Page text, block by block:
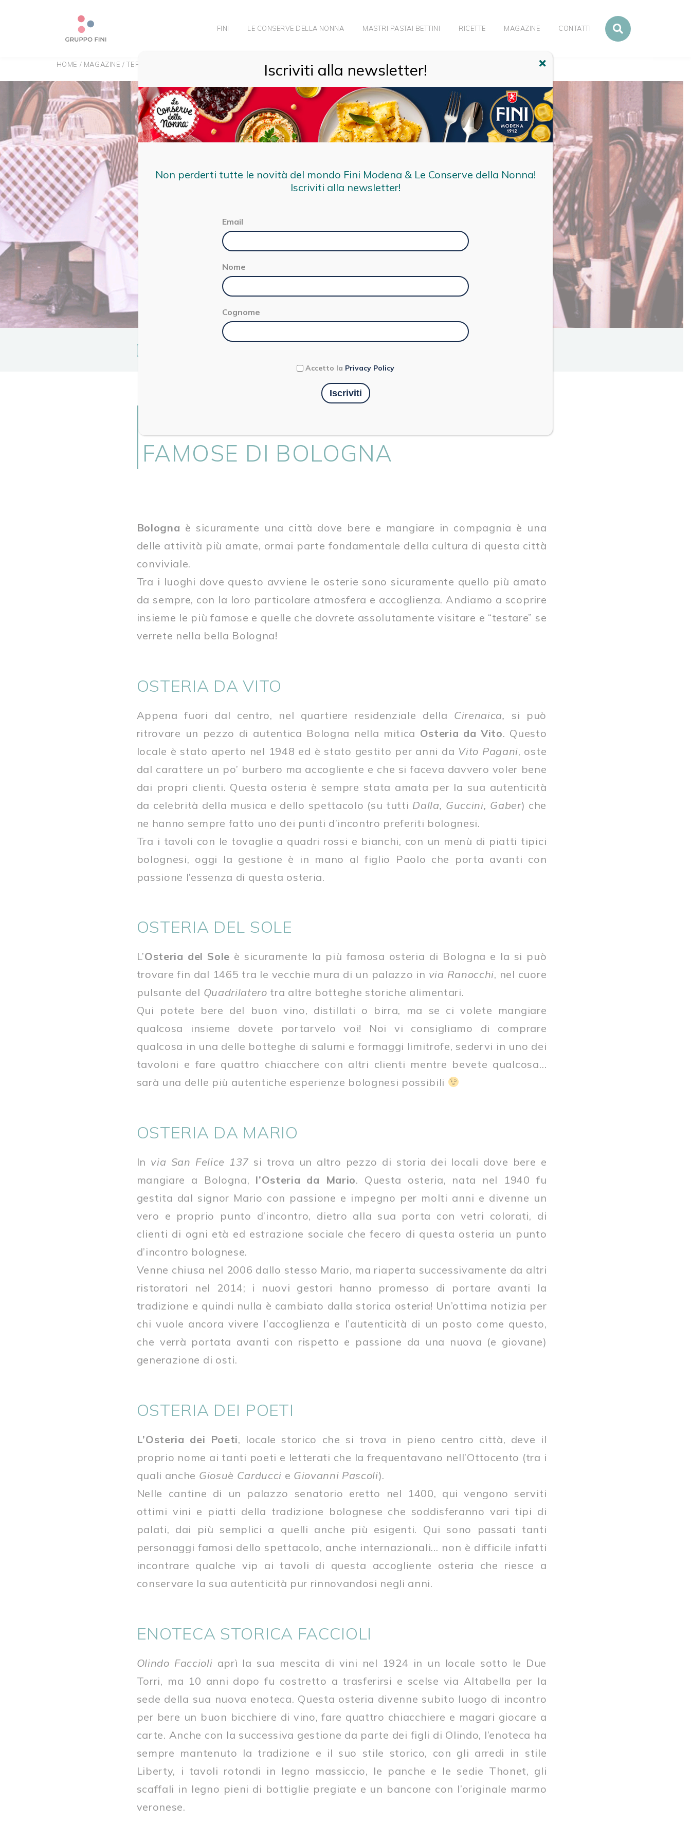
FINI LE CONSERVE DELLA NONNA MASTRI PASTAI BETTINI RICETTE MAGAZINE CONTATTI
HOME / MAGAZINE /TERRITORIO LE 5 OSTERIE STORICHE PIU’ FAMOSE DI BOLOGNA
FAMOSE DI BOLOGNA
Bologna è sicuramente una città dove bere e mangiare in compagnia è una
delle attività più amate, ormai parte fondamentale della cultura di questa città
conviviale.
Tra i luoghi dove questo avviene le osterie sono sicuramente quello più amato
da sempre, con la loro particolare atmosfera e accoglienza. Andiamo a scoprire
insieme le più famose e quelle che dovrete assolutamente visitare e “testare” se
verrete nella bella Bologna!
OSTERIA DA VITO
Appena fuori dal centro, nel quartiere residenziale della Cirenaica,
si può
ritrovare un pezzo di autentica Bologna nella mitica Osteria da Vito. Questo
locale è stato aperto nel 1948 ed è stato gestito per anni da Vito Pagani, oste
dal carattere un po’ burbero ma accogliente e che si faceva davvero voler bene
dai propri clienti. Questa osteria è sempre stata amata per la sua autenticità
da celebrità della musica e dello spettacolo (su tutti Dalla, Guccini, Gaber) che
ne hanno sempre fatto uno dei punti d’incontro preferiti bolognesi.
Tra i tavoli con le tovaglie a quadri rossi e bianchi, con un menù di piatti tipici
bolognesi, oggi la gestione è in mano al figlio Paolo che porta avanti con
passione l’essenza di questa osteria.
OSTERIA DEL SOLE
L’Osteria del Sole è sicuramente la più famosa osteria di Bologna e la si può
trovare fin dal 1465 tra le vecchie mura di un palazzo in via Ranocchi, nel cuore
pulsante del Quadrilatero tra altre botteghe storiche alimentari.
Qui potete bere del buon vino, distillati o birra, ma se ci volete mangiare
qualcosa insieme dovete portarvelo voi! Noi vi consigliamo di comprare
qualcosa in una delle botteghe di salumi e formaggi limitrofe, sedervi in uno dei
tavoloni e fare quattro chiacchere con altri clienti mentre bevete qualcosa…
sarà una delle più autentiche esperienze bolognesi possibili
OSTERIA DA MARIO
In via San Felice 137 si trova un altro pezzo di storia dei locali dove bere e
mangiare a Bologna, l’Osteria da Mario. Questa osteria, nata nel 1940 fu
gestita dal signor Mario con passione e impegno per molti anni e divenne un
vero e proprio punto d’incontro, dietro alla sua porta con vetri colorati, di
clienti di ogni età ed estrazione sociale che fecero di questa osteria un punto
d’incontro bolognese.
Venne chiusa nel 2006 dallo stesso Mario, ma riaperta successivamente da altri
ristoratori nel 2014; i nuovi gestori hanno promesso di portare avanti la
tradizione e quindi nulla è cambiato dalla storica osteria! Un’ottima notizia per
chi vuole ancora vivere l’accoglienza e l’autenticità di un posto come questo,
che verrà portata avanti con rispetto e passione da una nuova (e giovane)
generazione di osti.
OSTERIA DEI POETI
L’Osteria dei Poeti, locale storico che si trova in pieno centro città, deve il
proprio nome ai tanti poeti e letterati che la frequentavano nell’Ottocento (tra i
quali anche Giosuè Carducci e Giovanni Pascoli).
Nelle cantine di un palazzo senatorio eretto nel 1400, qui vengono serviti
ottimi vini e piatti della tradizione bolognese che soddisferanno vari tipi di
palati, dai più semplici a quelli anche più esigenti. Qui sono passati tanti
personaggi famosi dello spettacolo, anche internazionali… non è difficile infatti
incontrare qualche vip ai tavoli di questa accogliente osteria che riesce a
conservare la sua autenticità pur rinnovandosi negli anni.
ENOTECA STORICA FACCIOLI
Olindo Faccioli aprì la sua mescita di vini nel 1924 in un locale sotto le Due
Torri, ma 10 anni dopo fu costretto a trasferirsi e scelse via Altabella per la
sede della sua nuova enoteca. Questa osteria divenne subito luogo di incontro
per bere un buon bicchiere di vino, fare quattro chiacchiere e magari giocare a
carte. Anche con la successiva gestione da parte dei figli di Olindo, l’enoteca ha
sempre mantenuto la tradizione e il suo stile storico, con gli arredi in stile
Liberty, i tavoli rotondi in legno massiccio, le panche e le sedie Thonet, gli
scaffali in legno pieni di bottiglie pregiate e un bancone con l’originale marmo
veronese.
Iscriviti alla newsletter!
Non perderti tutte le novità del mondo Fini Modena & Le Conserve della Nonna!
Iscriviti alla newsletter!
Email
Nome
Cognome
Accetto la Privacy Policy